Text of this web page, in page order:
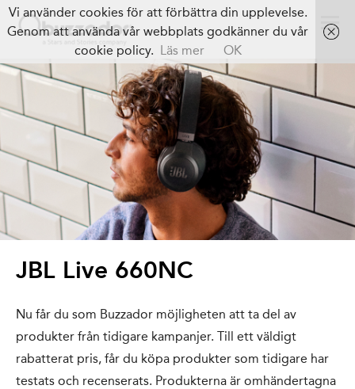
JBL Live 660NC
Nu får du som Buzzador möjligheten att ta del av
produkter från tidigare kampanjer. Till ett väldigt
rabatterat pris, får du köpa produkter som tidigare har
testats och recenserats. Produkterna är omhändertagna
Vi använder cookies för att förbättra din upplevelse.
Genom att använda vår webbplats godkänner du vår
cookie policy. Läs mer OK